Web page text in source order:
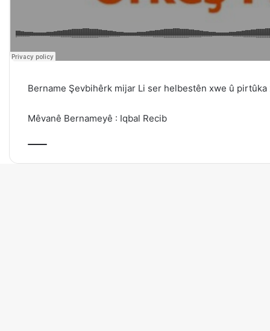
Bername Şevbihêrk mijar Li ser helbestên xwe û pirtûka
Mêvanê Bernameyê : Iqbal Recib